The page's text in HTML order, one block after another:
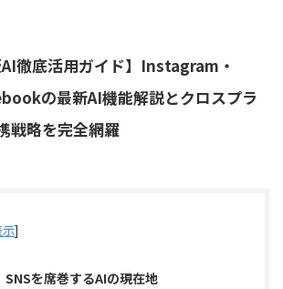
AI徹底活用ガイド】Instagram・
の最新AI機能解説とクロスプラ
戦略を完全網羅
]
SNSを席巻するAIの現在地